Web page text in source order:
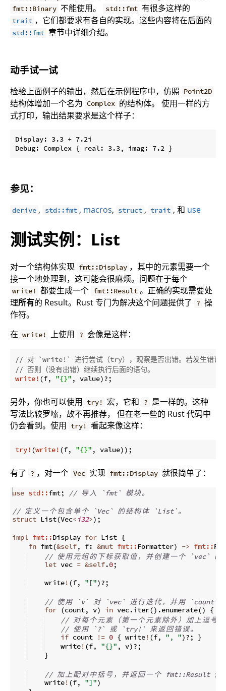
fmt::Binary 不能使用。 std::fmt 有很多这样的
trait ，它们都要求有各自的实现。这些内容将在后面的
std::fmt 章节中详细介绍。
动手试一试
检验上面例子的输出，然后在示例程序中，仿照 Point2D
结构体增加一个名为 Complex 的结构体。 使用一样的方
式打印，输出结果要求是这个样子：
Display: 3.3 + 7.2i
参见：
derive , std::fmt , macros, struct , trait , 和 use
测试实例：List
对一个结构体实现 fmt::Display ，其中的元素需要一个
接一个地处理到，这可能会很麻烦。问题在于每个
write! 都要生成一个 fmt::Result 。正确的实现需要处
理所有的 Result。Rust 专门为解决这个问题提供了 ? 操
作符。
在 write! 上使用 ? 会像是这样：
// 对 `write!` 进行尝试（try），观察是否出错。若发生错误，
// 否则（没有出错）继续执行后面的语句。
write! (f, "{}" , value)?;
另外，你也可以使用 try! 宏，它和 ? 是一样的。这种
写法比较罗嗦，故不再推荐， 但在老一些的 Rust 代码中
仍会看到。使用 try! 看起来像这样：
try! (write! (f, "{}" , value));
有了 ? ，对一个 Vec 实现 fmt::Display 就很简单了：
use std::fmt; // 导入 `fmt` 模块。
// 定义 一 个 包 含单 个 `Vec` 的结构 体 `List`。
struct List(Vec<i32>) ;
impl fmt::Display for List {
fn fmt(&self, f: &mut fmt::Formatter) -> fmt::
// 使用元组的 下标获取 值 ， 并 创建 一 个 `vec` 的
let vec = &self.0;
    write
! (f, "[")?;
// 使用 `v` 对 `vec` 进行迭 代 ， 并用 `count`
for (count, v) in vec.iter() .enumerate()
{
// 对每 个元素 （ 第 一 个元素除外） 加上逗 号
// 使用 `?` 或 `try!` 来返回 错 误。
if count != 0 { write! (f, ", ")?;
}
    write
! (f, "{}" , v)?;
}
// 加上配对 中括 号 ， 并返回 一 个 fmt::Result 值
    write
! (f, "]")